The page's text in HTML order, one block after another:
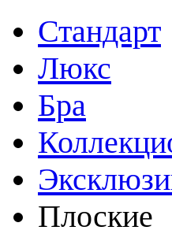
Стандарт
Люкс
Бра
Плоские